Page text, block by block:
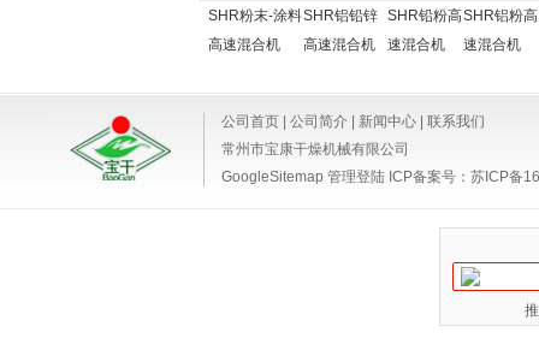
SHR粉末-涂料
高速混合机
SHR铝铅锌
高速混合机
SHR铅粉高
速混合机
SHR铝粉高
速混合机
公司首页 公司简介 新闻中心
联系我们
常州市宝康干燥机械有限公司
GoogleSitemap 管理登陆 ICP备案号： 苏ICP备